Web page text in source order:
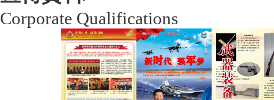
Corporate Qualifications